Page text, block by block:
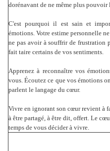
dorénavant de ne même plus pouvoir
C'est pourquoi il est sain et
émotions. Votre estime personnelle
ne pas avoir à souffrir de frustration
fait taire certains de vos sentiments.
Apprenez à reconnaître vos
vous. Écoutez ce que vos émotions
parlent le langage du cœur.
Vivre en ignorant son cœur revient à
à être partagé, à être dit, offert. Le
temps de vous décider à vivre.